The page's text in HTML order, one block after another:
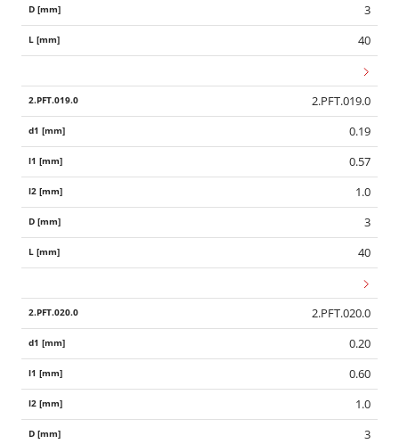
3
40
2.PFT.019.0
0.19
0.57
1.0
3
40
2.PFT.020.0
0.20
0.60
1.0
3